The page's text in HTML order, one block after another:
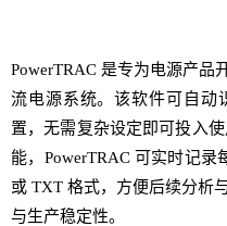
PowerTRAC 是专为电源产品
流电源系统。该软件可自动
置，无需复杂设定即可投入
能，PowerTRAC 可实时记
或 TXT 格式，方便后续分析
与生产稳定性。